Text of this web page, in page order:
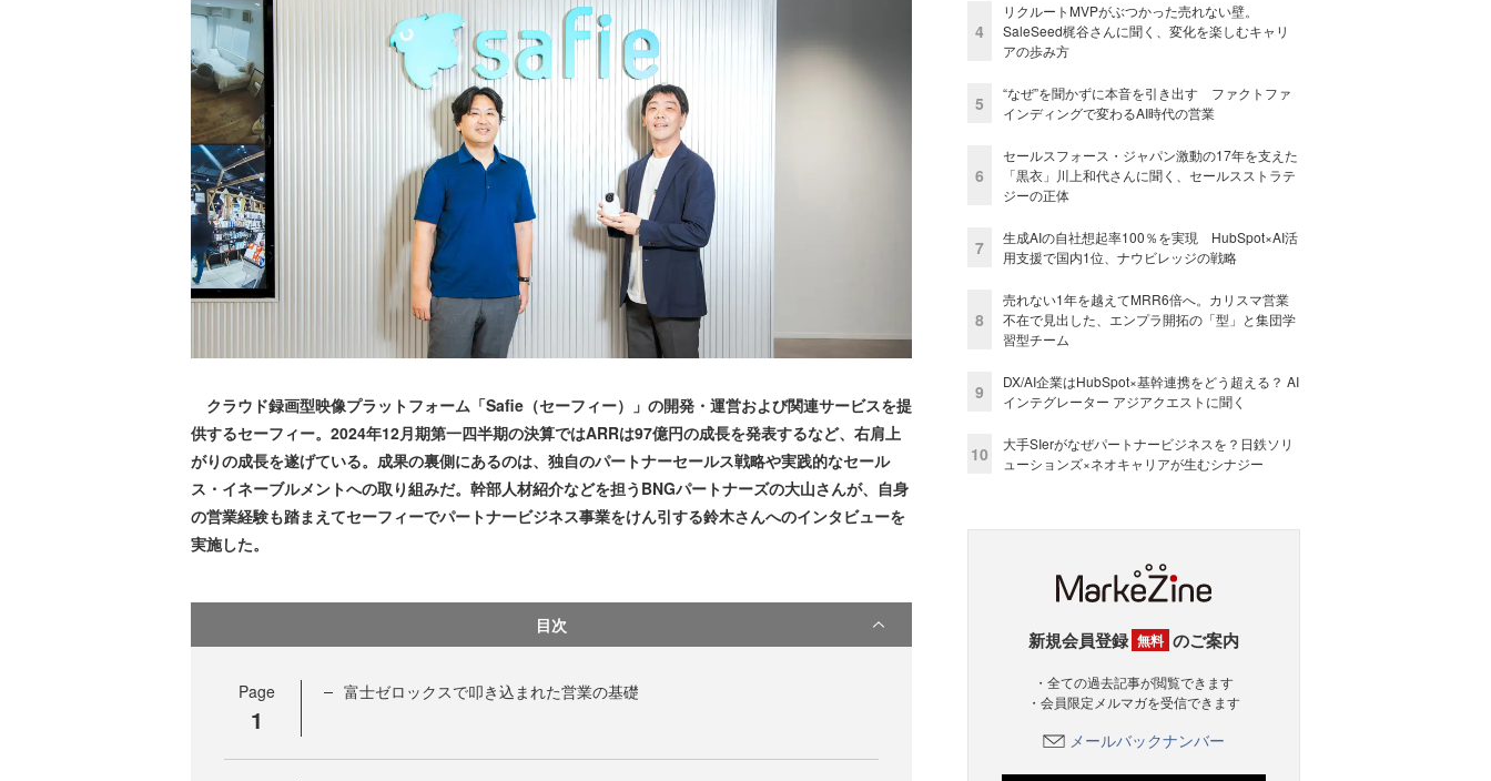
クラウド録画型映像プラットフォーム「Safie（セーフィー）」の開発・運営および関連サービスを提
供するセーフィー。2024年12月期第一四半期の決算ではARRは97億円の成長を発表するなど、右肩上
がりの成長を遂げている。成果の裏側にあるのは、独自のパートナーセールス戦略や実践的なセール
ス・イネーブルメントへの取り組みだ。幹部人材紹介などを担うBNGパートナーズの大山さんが、自身
の営業経験も踏まえてセーフィーでパートナービジネス事業をけん引する鈴木さんへのインタビューを
実施した。
目次
Page
1
富士ゼロックスで叩き込まれた営業の基礎
4
リクルートMVPがぶつかった売れない壁。
SaleSeed梶谷さんに聞く、変化を楽しむキャリ
アの歩み方
5
“なぜ”を聞かずに本音を引き出す ファクトファ
インディングで変わるAI時代の営業
6
セールスフォース・ジャパン激動の17年を支えた
「黒衣」川上和代さんに聞く、セールスストラテ
ジーの正体
7
生成AIの自社想起率100％を実現 HubSpot×AI活
用支援で国内1位、ナウビレッジの戦略
8
売れない1年を越えてMRR6倍へ。カリスマ営業
不在で見出した、エンプラ開拓の「型」と集団学
習型チーム
9
DX/AI企業はHubSpot×基幹連携をどう超える？ AI
インテグレーター アジアクエストに聞く
10
大手SIerがなぜパートナービジネスを？日鉄ソリ
ューションズ×ネオキャリアが生むシナジー
新規会員登録 無料 のご案内
・全ての過去記事が閲覧できます
・会員限定メルマガを受信できます
メールバックナンバー